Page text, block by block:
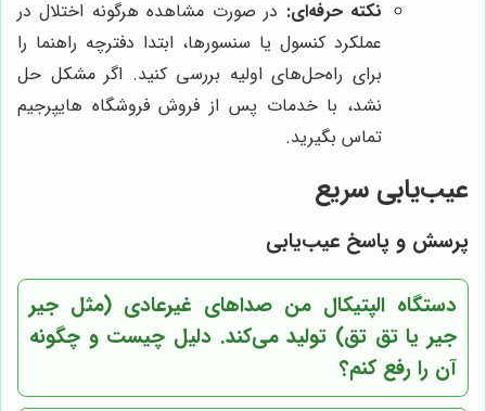
نکته حرفه‌ای: در صورت مشاهده هرگونه اختلال در
عملکرد کنسول یا سنسورها، ابتدا دفترچه راهنما را
برای راه‌حل‌های اولیه بررسی کنید. اگر مشکل حل
نشد، با خدمات پس از فروش فروشگاه هایپرجیم
تماس بگیرید.
عیب‌یابی سریع
پرسش و پاسخ عیب‌یابی
دستگاه الپتیکال من صداهای غیرعادی (مثل جیر
جیر یا تق تق) تولید می‌کند. دلیل چیست و چگونه
آن را رفع کنم؟